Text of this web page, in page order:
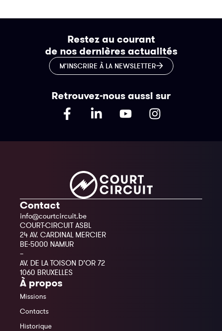
Restez au courant
de nos dernières actualités
M’INSCRIRE À LA NEWSLETTER
Retrouvez-nous aussi sur
Contact
info@courtcircuit.be
COURT-CIRCUIT ASBL
24 AV. CARDINAL MERCIER
BE-5000 NAMUR
–
AV. DE LA TOISON D’OR 72
1060 BRUXELLES
À propos
Missions
Contacts
Historique